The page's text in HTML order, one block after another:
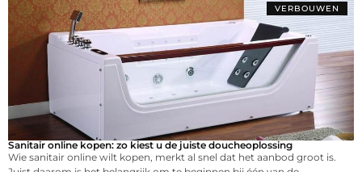
VERBOUWEN
Sanitair online kopen: zo kiest u de juiste doucheoplossing
Wie sanitair online wilt kopen, merkt al snel dat het aanbod groot is.